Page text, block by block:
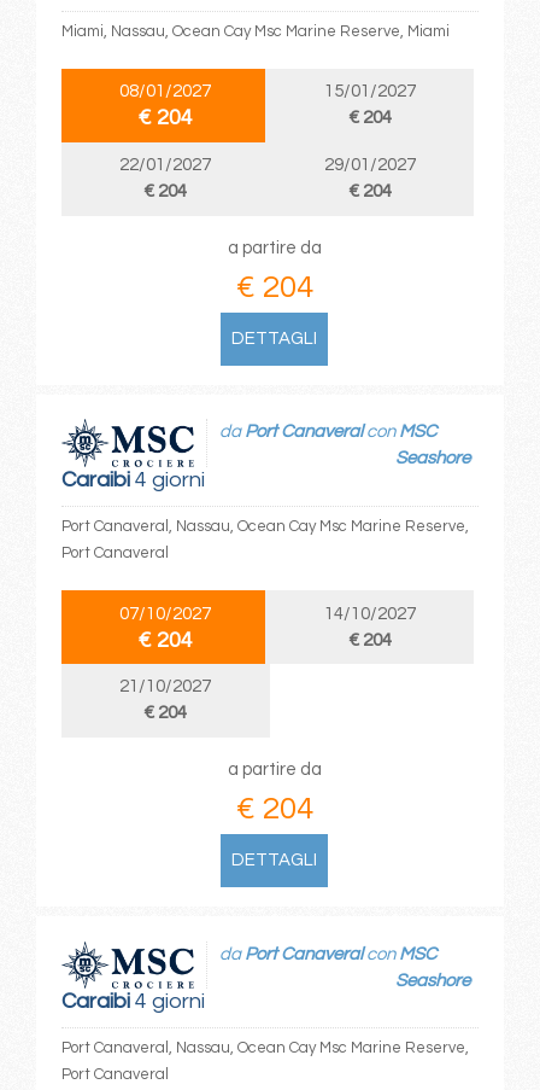
Miami, Nassau, Ocean Cay Msc Marine Reserve, Miami
08/01/2027
€ 204
15/01/2027
€ 204
22/01/2027
€ 204
29/01/2027
€ 204
a partire da
€ 204
DETTAGLI
Caraibi4 giorni
da Port Canaveralcon MSC
Seashore
Port Canaveral, Nassau, Ocean Cay Msc Marine Reserve,
Port Canaveral
07/10/2027
€ 204
14/10/2027
€ 204
21/10/2027
€ 204
a partire da
€ 204
DETTAGLI
Caraibi4 giorni
da Port Canaveralcon MSC
Seashore
Port Canaveral, Nassau, Ocean Cay Msc Marine Reserve,
Port Canaveral